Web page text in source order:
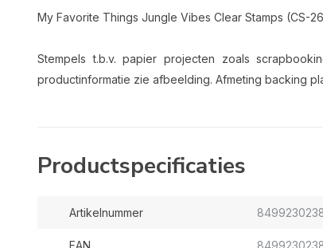
My Favorite Things Jungle Vibes Clear Stamps (CS-
Stempels t.b.v. papier projecten zoals
productinformatie zie afbeelding. Afmeting backing
Productspecificaties
Artikelnummer
EAN